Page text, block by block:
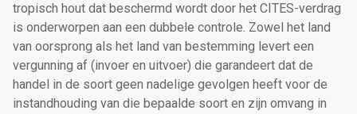
tropisch hout dat beschermd wordt door het CITES-verdrag
is onderworpen aan een dubbele controle. Zowel het land
van oorsprong als het land van bestemming levert een
vergunning af (invoer en uitvoer) die garandeert dat de
handel in de soort geen nadelige gevolgen heeft voor de
instandhouding van die bepaalde soort en zijn omvang in